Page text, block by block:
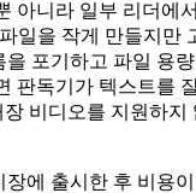
아니라 일부 리더에
일을 작게 만들지
을 포기하고 파일 용
판독기가 텍스트를
장 비디오를 지원하
에 출시한 후 비용